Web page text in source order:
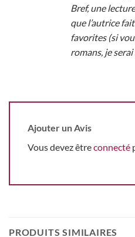
Bref, une
que l’autrice
favorites (si
romans, je
Ajouter un Avis
Vous devez êtreconnecté
PRODUITS SIMILAIRES